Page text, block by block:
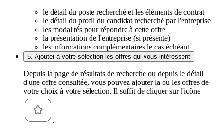
le détail du poste recherché et les éléments de contrat
le détail du profil du candidat recherché par l'entreprise
les modalités pour répondre à cette offre
la présentation de l'entreprise (si présente)
les informations complémentaires le cas échéant
5. Ajouter à votre sélection les offres qui vous intéressent
Depuis la page de résultats de recherche ou depuis le détail
d'une offre consultée, vous pouvez ajouter la ou les offres de
votre choix à votre sélection. Il suffit de cliquer sur l'icône
.